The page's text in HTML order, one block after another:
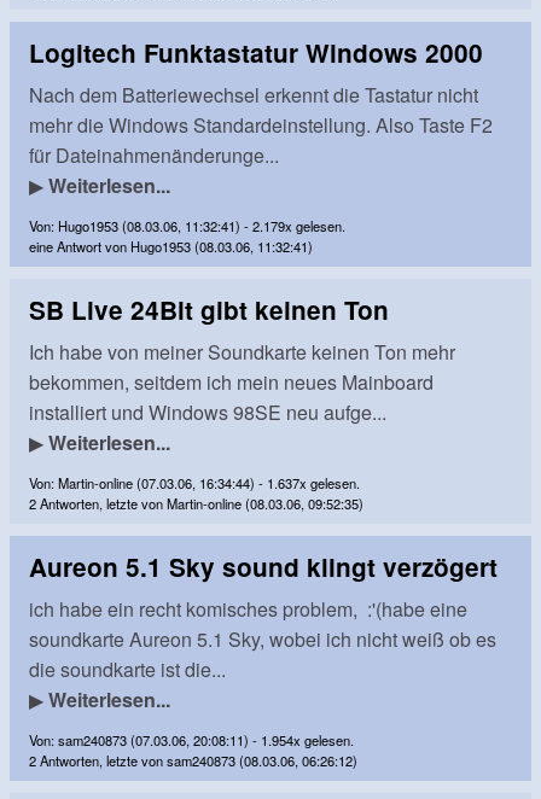
Logitech Funktastatur Windows 2000
Nach dem Batteriewechsel erkennt die Tastatur nicht
mehr die Windows Standardeinstellung. Also Taste F2
für Dateinahmenänderunge...
▶Weiterlesen...
Von: Hugo1953 (08.03.06, 11:32:41) - 2.179x gelesen.
eine Antwort von Hugo1953 (08.03.06, 11:32:41)
SB Live 24Bit gibt keinen Ton
Ich habe von meiner Soundkarte keinen Ton mehr
bekommen, seitdem ich mein neues Mainboard
installiert und Windows 98SE neu aufge...
▶Weiterlesen...
Von: Martin-online (07.03.06, 16:34:44) - 1.637x gelesen.
2 Antworten, letzte von Martin-online (08.03.06, 09:52:35)
Aureon 5.1 Sky sound klingt verzögert
ich habe ein recht komisches problem, :'(habe eine
soundkarte Aureon 5.1 Sky, wobei ich nicht weiß ob es
die soundkarte ist die...
▶Weiterlesen...
Von: sam240873 (07.03.06, 20:08:11) - 1.954x gelesen.
2 Antworten, letzte von sam240873 (08.03.06, 06:26:12)